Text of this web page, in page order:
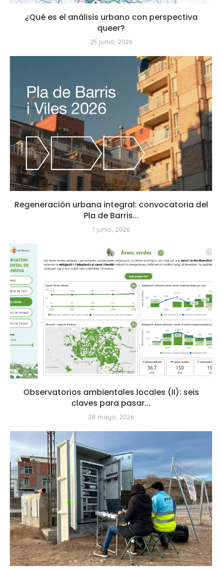
¿Qué es el análisis urbano con perspectiva
queer?
25 junio, 2026
Regeneración urbana integral: convocatoria del
Pla de Barris...
1 junio, 2026
Observatorios ambientales locales (II): seis
claves para pasar...
28 mayo, 2026